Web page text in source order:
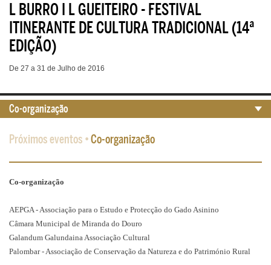
L BURRO I L GUEITEIRO - FESTIVAL
ITINERANTE DE CULTURA TRADICIONAL (14ª
EDIÇÃO)
De 27 a 31 de Julho de 2016
Próximos eventos •Co-organização
Co-organização
AEPGA - Associação para o Estudo e Protecção do Gado Asinino
Câmara Municipal de Miranda do Douro
Galandum Galundaina Associação Cultural
Palombar - Associação de Conservação da Natureza e do Património Rural
Co-organização